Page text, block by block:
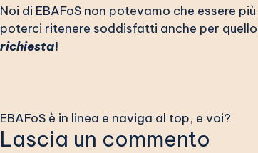
Noi di EBAFoS non potevamo che essere
poterci ritenere soddisfatti anche per
richiesta!
EBAFoS è in linea e naviga al top, e voi?
Lascia un commento